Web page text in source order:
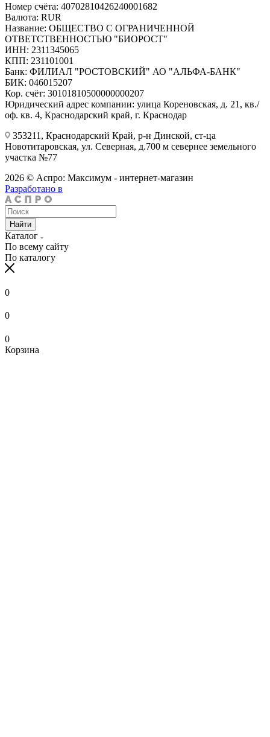
Номер счёта: 40702810426240001682
Валюта: RUR
Название: ОБЩЕСТВО С ОГРАНИЧЕННОЙ
ОТВЕТСТВЕННОСТЬЮ "БИОРОСТ"
ИНН: 2311345065
КПП: 231101001
Банк: ФИЛИАЛ "РОСТОВСКИЙ" АО "АЛЬФА-БАНК"
БИК: 046015207
Кор. счёт: 30101810500000000207
Юридический адрес компании: улица Кореновская, д. 21, кв./
оф. кв. 4, Краснодарский край, г. Краснодар
353211, Краснодарский Край, р-н Динской, ст-ца
Новотитаровская, ул. Северная, д.700 м севернее земельного
участка №77
2026 © Аспро: Максимум - интернет-магазин
Разработано в
Найти
Каталог
По всему сайту
По каталогу
0
0
0
Корзина